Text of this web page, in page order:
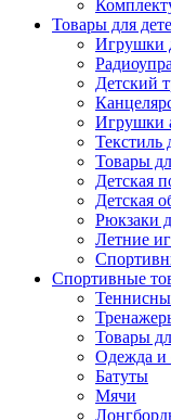
Товары для
Игрушки
Детский
Игрушки
Текстиль
Товары
Детская
Детская
Рюкзаки
Летние
Спортивные
Товары
Одежда и
Батуты
Мячи